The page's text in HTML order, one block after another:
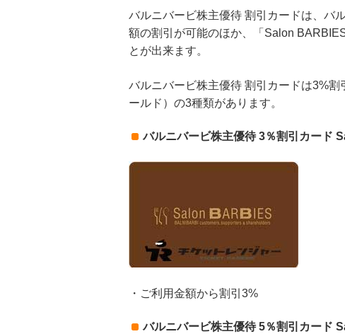
バルニバービ株主優待 割引カードは、バ
額の割引が可能のほか、「Salon
とが出来ます。
バルニバービ株主優待 割引カードは3%
ールド）の3種類があります。
バルニバービ株主優待 3％割引カード
・ご利用金額から割引3%
バルニバービ株主優待 5％割引カード